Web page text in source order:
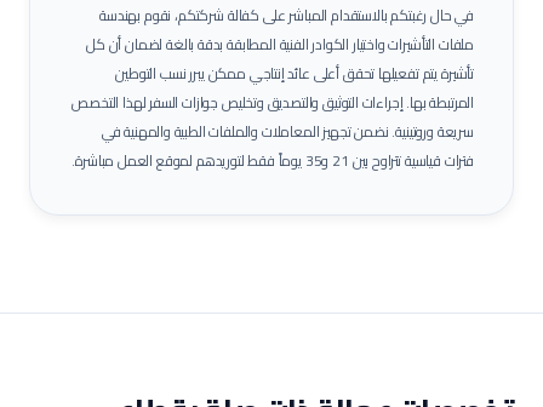
في حال رغبتكم بالاستقدام المباشر على كفالة شركتكم، نقوم بهندسة
ملفات التأشيرات واختيار الكوادر الفنية المطابقة بدقة بالغة لضمان أن كل
تأشيرة يتم تفعيلها تحقق أعلى عائد إنتاجي ممكن يبرر نسب التوطين
المرتبطة بها.إجراءات التوثيق والتصديق وتخليص جوازات السفر لهذا التخصص
سريعة وروتينية. نضمن تجهيز المعاملات والملفات الطبية والمهنية في
فترات قياسية تتراوح بين 21 و35 يوماً فقط لتوريدهم لموقع العمل مباشرة.